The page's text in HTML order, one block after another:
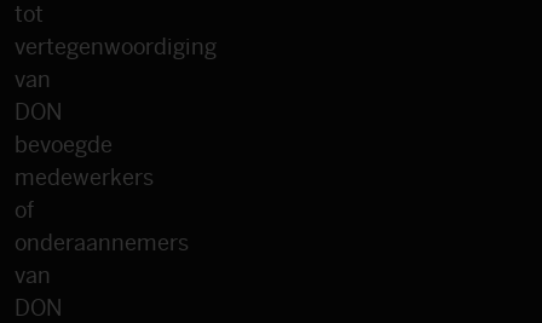
tot
vertegenwoordiging
van
DON
bevoegde
medewerkers
of
onderaannemers
van
DON